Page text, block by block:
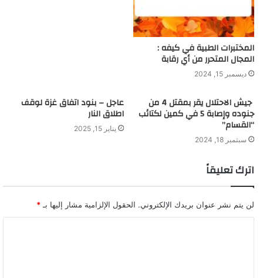
المختبرات الطبية في كيفه :
المجال المتحرر من أي رقابة
ديسمبر 15, 2024
جيش الاحتلال يقر بمقتل 4 من
جنوده وإصابة 5 في كمين لكتائب
“القسام”
سبتمبر 18, 2024
عاجل – بنود اتفاق غزة لوقف
اطلاق النار
يناير 15, 2025
اترك تعليقاً
لن يتم نشر عنوان بريدك الإلكتروني. الحقول الإلزامية مشار إليها بـ *